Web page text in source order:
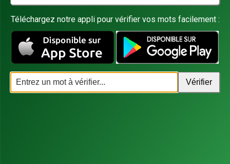
Téléchargez notre appli pour vérifier vos mots facilement :